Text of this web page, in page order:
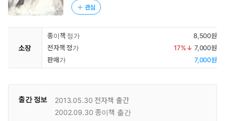
관심
소장
종이책 정가
8,500원
전자책 정가
17%↓ 7,000원
판매가
7,000원
출간 정보 2013.05.30 전자책 출간
2002.09.30 종이책 출간